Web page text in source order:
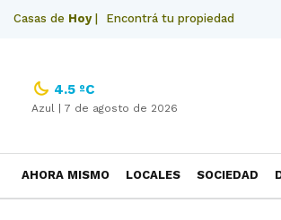
Casas de Hoy| Encontrá tu propiedad
4.5 ºC
Azul | 7 de agosto de 2026
AHORA MISMO LOCALES SOCIEDAD